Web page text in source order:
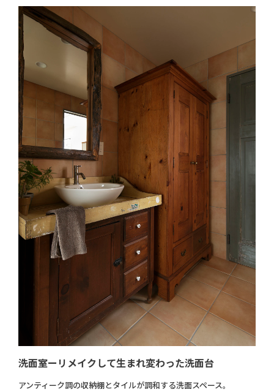
洗面室ーリメイクして生まれ変わった洗面台
アンティーク調の収納棚とタイルが調和する洗面スペース。